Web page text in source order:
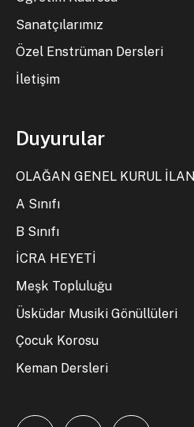
Sanatçılarımız
Özel Enstrüman Dersleri
İletişim
Duyurular
OLAĞAN GENEL KURUL İLANI
A Sınıfı
B Sınıfı
İCRA HEYETİ
Meşk Topluluğu
Üsküdar Musiki Gönüllüleri
Çocuk Korosu
Keman Dersleri